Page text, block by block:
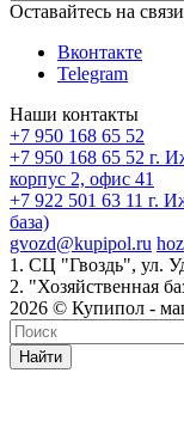
Оставайтесь на связи
Вконтакте
Telegram
Наши контакты
+7 950 168 65 52
+7 950 168 65 52 г.
корпус 2, офис 41
+7 922 501 63 11 г.
база)
gvozd@kupipol.ru
1. СЦ "Гвоздь", ул.
2. "Хозяйственная
2026 © Купипол -
Найти